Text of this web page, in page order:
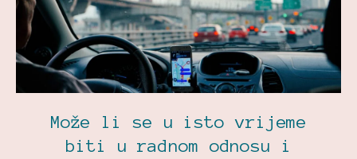
Može li se u isto vrijeme
biti u radnom odnosu i